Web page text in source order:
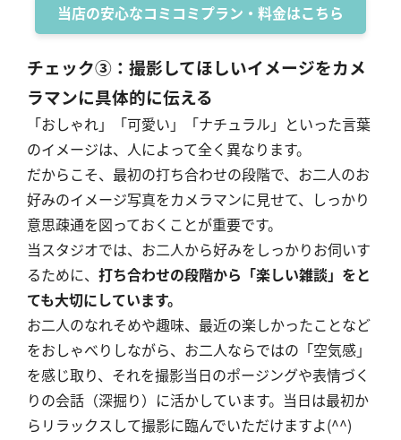
当店の安心なコミコミプラン・料金はこちら
チェック③：撮影してほしいイメージをカメ
ラマンに具体的に伝える
「おしゃれ」「可愛い」「ナチュラル」といった言葉
のイメージは、人によって全く異なります。
だからこそ、最初の打ち合わせの段階で、お二人のお
好みのイメージ写真をカメラマンに見せて、しっかり
意思疎通を図っておくことが重要です。
当スタジオでは、お二人から好みをしっかりお伺いす
るために、 打ち合わせの段階から「楽しい雑談」をと
ても大切にしています。
お二人のなれそめや趣味、最近の楽しかったことなど
をおしゃべりしながら、お二人ならではの「空気感」
を感じ取り、それを撮影当日のポージングや表情づく
りの会話（深掘り）に活かしています。当日は最初か
らリラックスして撮影に臨んでいただけますよ(^^)